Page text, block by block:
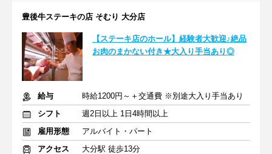
豊後牛ステーキの店 そむり 大分店
【ステーキ店のホール】経験者大歓迎♪絶品
お肉のまかない付き★大入り手当あり◎
給与
時給1200円～＋交通費 ※別途大入り手当あり
シフト
週2日以上 1日4時間以上
雇用形態
アルバイト・パート
アクセス
大分駅 徒歩13分